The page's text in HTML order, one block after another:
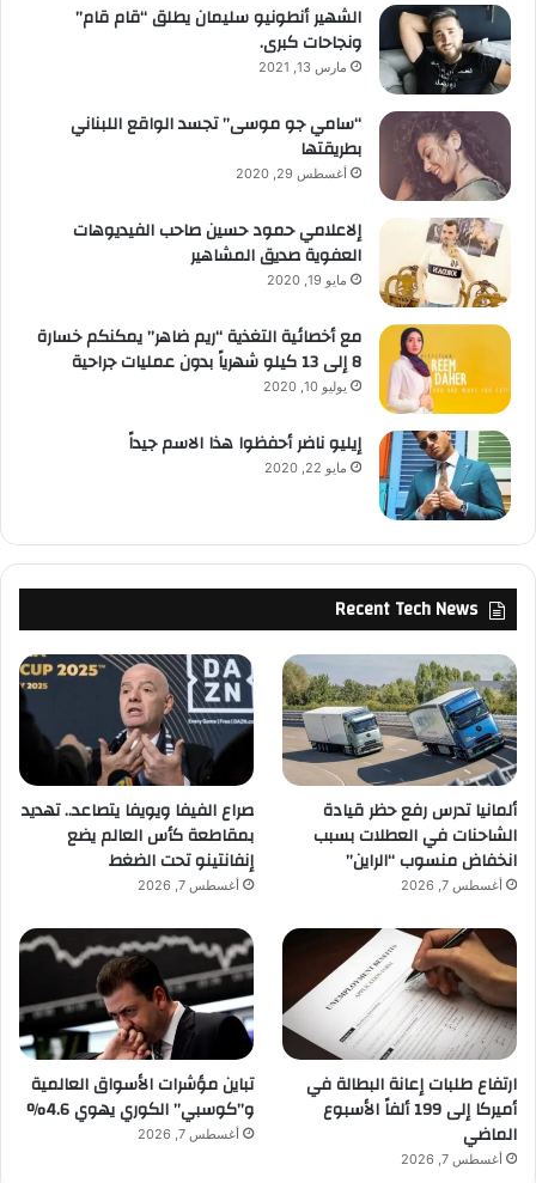
الشهير أنطونيو سليمان يطلق “قام قام”
ونجاحات كبرى.
مارس 13, 2021
“سامي جو موسى” تجسد الواقع اللبناني
بطريقتها
أغسطس 29, 2020
إلاعلامي حمود حسين صاحب الفيديوهات
العفوية صديق المشاهير
مايو 19, 2020
مع أخصائية التغذية “ريم ضاهر” يمكنكم خسارة
8 إلى 13 كيلو شهرياً بدون عمليات جراحية
يوليو 10, 2020
إيليو ناضر أحفظوا هذا الاسم جيداً
مايو 22, 2020
Recent Tech News
ألمانيا تدرس رفع حظر قيادة
الشاحنات في العطلات بسبب
انخفاض منسوب “الراين”
أغسطس 7, 2026
صراع الفيفا ويويفا يتصاعد.. تهديد
بمقاطعة كأس العالم يضع
إنفانتينو تحت الضغط
أغسطس 7, 2026
ارتفاع طلبات إعانة البطالة في
أميركا إلى 199 ألفاً الأسبوع
الماضي
أغسطس 7, 2026
تباين مؤشرات الأسواق العالمية
و”كوسبي” الكوري يهوي 4.6%
أغسطس 7, 2026